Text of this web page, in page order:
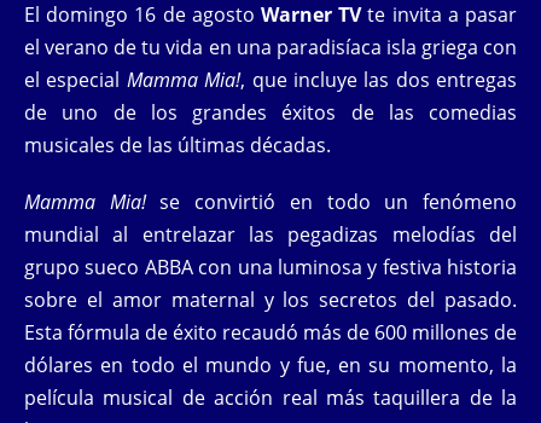
El domingo 16 de agosto Warner TVte invita a pasar
el verano de tu vida en una paradisíaca isla griega con
el especial Mamma Mia!, que incluye las dos entregas
de uno de los grandes éxitos de las comedias
musicales de las últimas décadas.
Mamma Mia!se convirtió en todo un fenómeno
mundial al entrelazar las pegadizas melodías del
grupo sueco ABBA con una luminosa y festiva historia
sobre el amor maternal y los secretos del pasado.
Esta fórmula de éxito recaudó más de 600 millones de
dólares en todo el mundo y fue, en su momento, la
película musical de acción real más taquillera de la